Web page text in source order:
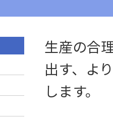
生産の合
出す、よ
します。